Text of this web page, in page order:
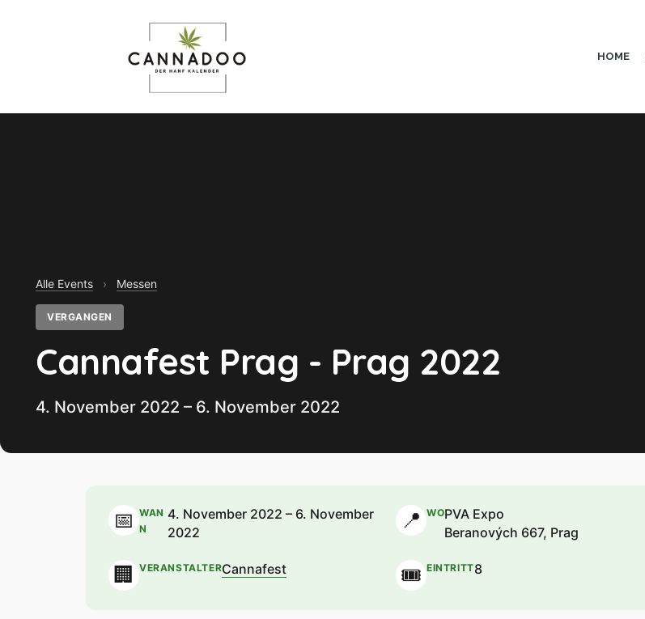
HOME
Alle Events › Messen
VERGANGEN
Cannafest Prag - Prag 2022
4. November 2022 – 6. November 2022
📅 WAN
N
4. November 2022 – 6. November
2022
📍 WOPVA Expo
Beranových 667, Prag
🏢 VERANSTALTERCannafest 🎟 EINTRITT8